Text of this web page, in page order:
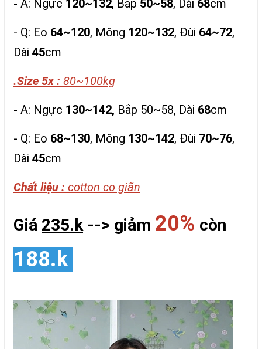
- A: Ngực 120~132, Bắp 50~58, Dài 68cm
- Q: Eo 64~120, Mông 120~132, Đùi 64~72,
Dài 45cm
.Size 5x : 80~100kg
- A: Ngực 130~142, Bắp 50~58, Dài 68cm
- Q: Eo 68~130, Mông 130~142, Đùi 70~76,
Dài 45cm
Chất liệu : cotton co giãn
Giá 235.k--> giảm 20% còn
188.k